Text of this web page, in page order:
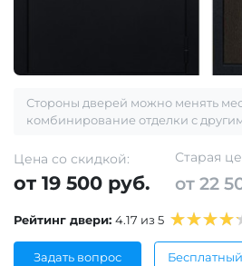
Стороны дверей можно менять
комбинирование отделки с
Цена со скидкой:
от 19 500 руб.
Старая
от 22
Рейтинг двери: 4.17 из 5
Задать вопрос